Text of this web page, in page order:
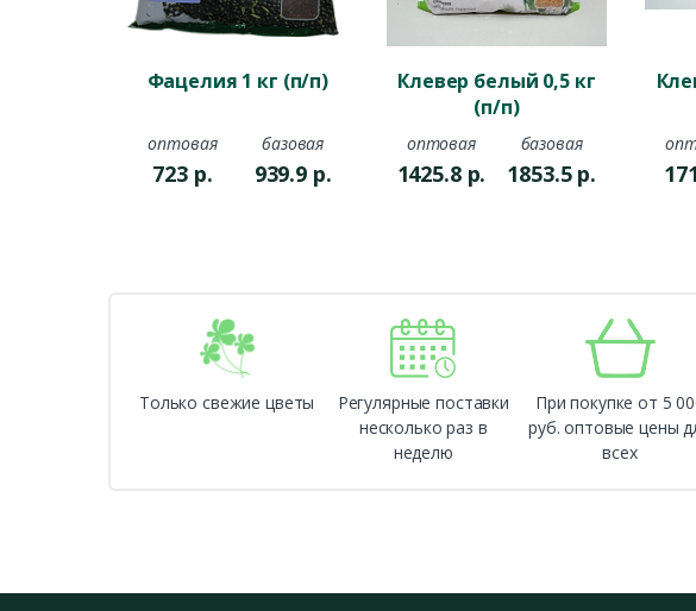
Фацелия 1 кг (п/п)
оптовая
723 р.
базовая
939.9 р.
Клевер белый 0,5 кг
(п/п)
оптовая
1425.8 р.
базовая
1853.5 р.
Только свежие цветы
Регулярные поставки
несколько раз в
неделю
При покупке от 5
руб. оптовые цены
всех